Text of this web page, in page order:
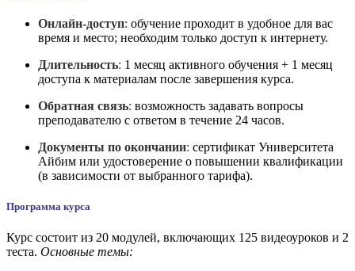
Онлайн-доступ: обучение проходит в удобное для вас
время и место; необходим только доступ к интернету.
Длительность: 1 месяц активного обучения + 1 месяц
доступа к материалам после завершения курса.
Обратная связь: возможность задавать вопросы
преподавателю с ответом в течение 24 часов.
Документы по окончании: сертификат Университета
Айбим или удостоверение о повышении квалификации
(в зависимости от выбранного тарифа).
Программа курса
Курс состоит из 20 модулей, включающих 125 видеоуроков и 2
теста. Основные темы:​